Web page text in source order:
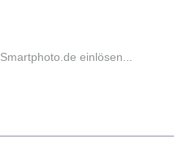
Smartphoto.de einlösen...